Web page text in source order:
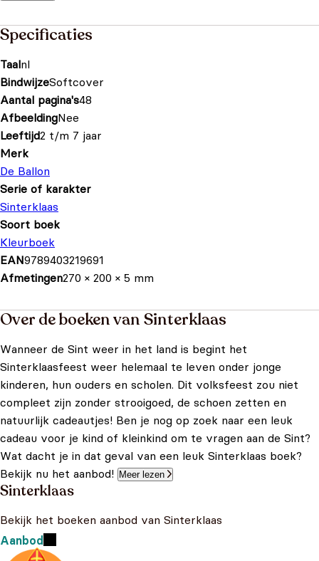
Specificaties
Taalnl
BindwijzeSoftcover
Aantal pagina's48
AfbeeldingNee
Leeftijd2 t/m 7 jaar
Merk
De Ballon
Serie of karakter
Sinterklaas
Soort boek
Kleurboek
EAN9789403219691
Afmetingen270 × 200 × 5 mm
Over de boeken van Sinterklaas
Wanneer de Sint weer in het land is begint het
Sinterklaasfeest weer helemaal te leven onder jonge
kinderen, hun ouders en scholen. Dit volksfeest zou niet
compleet zijn zonder strooigoed, de schoen zetten en
natuurlijk cadeautjes! Ben je nog op zoek naar een leuk
cadeau voor je kind of kleinkind om te vragen aan de Sint?
Wat dacht je in dat geval van een leuk Sinterklaas boek?
Bekijk nu het aanbod!
Meer lezen
Sinterklaas
Bekijk het boeken aanbod van Sinterklaas
Aanbod